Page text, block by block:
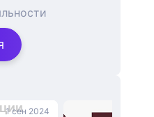
1 сен 2024